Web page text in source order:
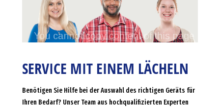
SERVICE MIT EINEM LÄCHELN
Benötigen Sie Hilfe bei der Auswahl des richtigen Geräts für
Ihren Bedarf? Unser Team aus hochqualifizierten Experten